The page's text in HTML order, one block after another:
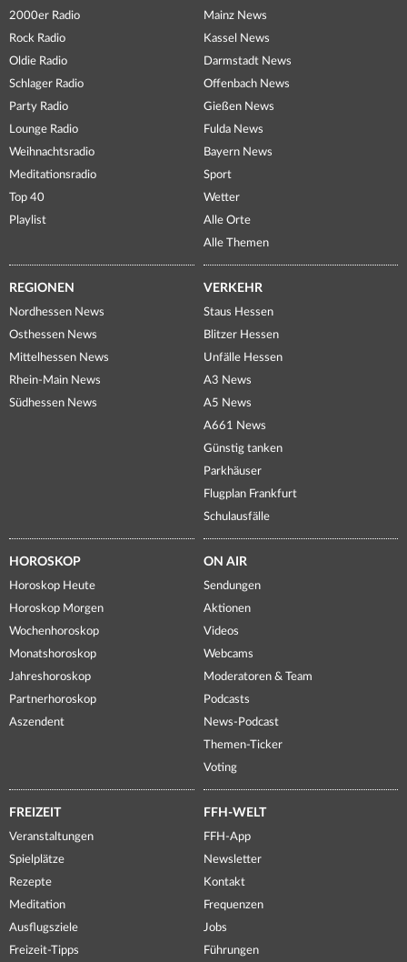
2000er Radio
Rock Radio
Oldie Radio
Schlager Radio
Party Radio
Lounge Radio
Weihnachtsradio
Meditationsradio
Top 40
Playlist
Mainz News
Kassel News
Darmstadt News
Offenbach News
Gießen News
Fulda News
Bayern News
Sport
Wetter
Alle Orte
Alle Themen
REGIONEN
Nordhessen News
Osthessen News
Mittelhessen News
Rhein-Main News
Südhessen News
VERKEHR
Staus Hessen
Blitzer Hessen
Unfälle Hessen
A3 News
A5 News
A661 News
Günstig tanken
Parkhäuser
Flugplan Frankfurt
Schulausfälle
HOROSKOP
Horoskop Heute
Horoskop Morgen
Wochenhoroskop
Monatshoroskop
Jahreshoroskop
Partnerhoroskop
Aszendent
ON AIR
Sendungen
Aktionen
Videos
Webcams
Moderatoren & Team
Podcasts
News-Podcast
Themen-Ticker
Voting
FREIZEIT
Veranstaltungen
Spielplätze
Rezepte
Meditation
Ausflugsziele
Freizeit-Tipps
FFH-WELT
FFH-App
Newsletter
Kontakt
Frequenzen
Jobs
Führungen